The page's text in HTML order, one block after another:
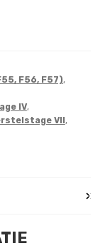
F56, F57),
IV,
VII ,